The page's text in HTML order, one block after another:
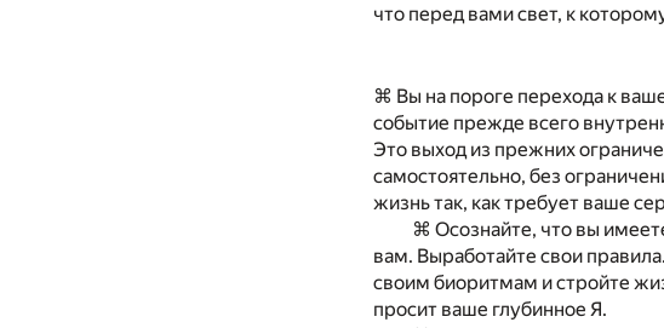
что перед вами свет, к
⌘ Вы на пороге перехода к
событие прежде всего
Это выход из прежних
самостоятельно, без
жизнь так, как требует ваше
⌘ Осознайте, что вы
вам. Выработайте свои
своим биоритмам и стройте
просит ваше глубинное Я.